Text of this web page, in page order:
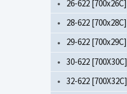
26-622 [700x26C]
28-622 [700x28C]
29-622 [700x29C]
30-622 [700X30C]
32-622 [700X32C]